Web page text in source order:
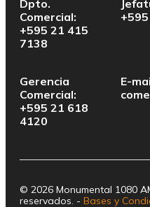
Dpto.
Comercial:
+595 21 415
7138
Gerencia
Comercial:
+595 21 618
4120
E-
© 2026 Monumental 1080
reservados. - Bases y